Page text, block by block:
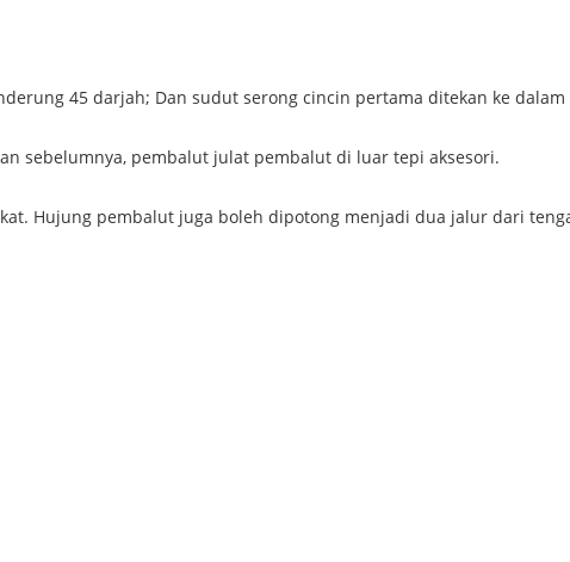
45 darjah; Dan sudut serong cincin pertama ditekan ke
sebelumnya, pembalut julat pembalut di luar tepi aksesori.
Hujung pembalut juga boleh dipotong menjadi dua jalur dari